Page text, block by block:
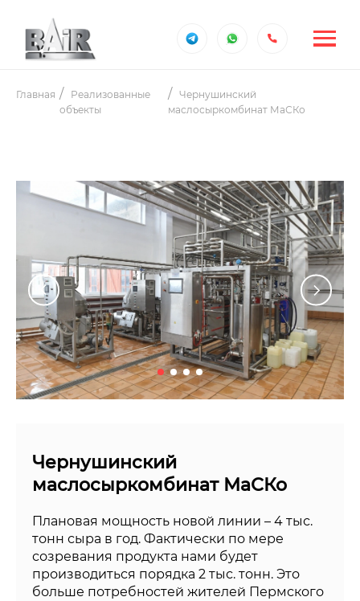
Главная
Реализованные
объекты
Чернушинский
маслосыркомбинат МаСКо
Чернушинский
маслосыркомбинат МаСКо
Плановая мощность новой линии – 4 тыс.
тонн сыра в год. Фактически по мере
созревания продукта нами будет
производиться порядка 2 тыс. тонн. Это
больше потребностей жителей Пермского